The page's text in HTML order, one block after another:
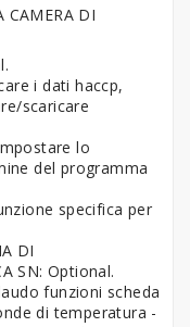
CAMERA DI
i dati haccp,
scaricare
lo
del programma
specifica per
DI
SN: Optional.
funzioni scheda
di temperatura -